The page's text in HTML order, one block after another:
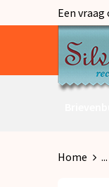
Een
Home ...